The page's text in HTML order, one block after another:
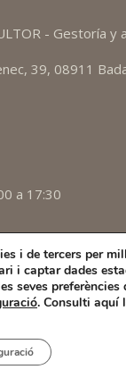
- Gestoría y
39, 08911
a 17:30
de privacitat
i de tercers per
i captar dades
seves preferències
. Consulti aquí